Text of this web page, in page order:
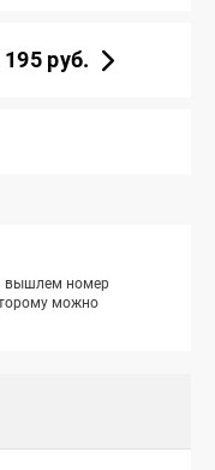
195 руб.
вышлем номер
можно